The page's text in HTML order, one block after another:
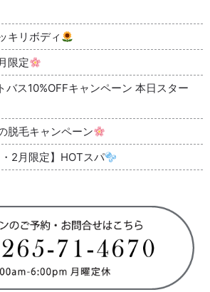
キリボディ
限定
バス10%OFFキャンペーン 本日スター
脱毛キャンペーン
・2月限定】HOTスパ